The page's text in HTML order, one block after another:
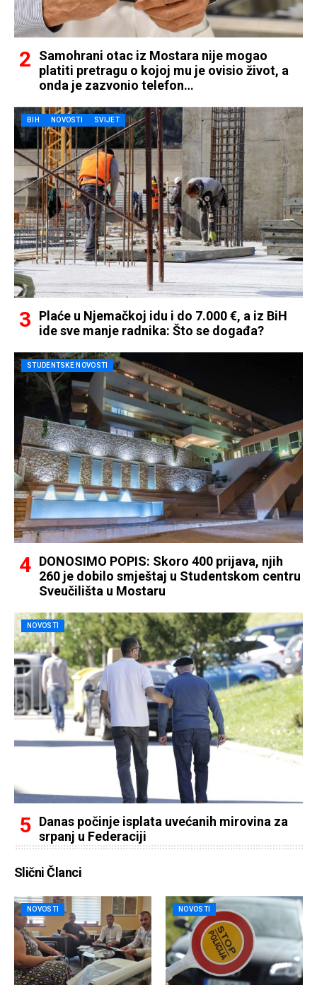
Samohrani otac iz Mostara nije mogao
platiti pretragu o kojoj mu je ovisio život, a
onda je zazvonio telefon…
BIH NOVOSTI SVIJET
Plaće u Njemačkoj idu i do 7.000 €, a iz BiH
ide sve manje radnika: Što se događa?
STUDENTSKE NOVOSTI
DONOSIMO POPIS: Skoro 400 prijava, njih
260 je dobilo smještaj u Studentskom centru
Sveučilišta u Mostaru
NOVOSTI
Danas počinje isplata uvećanih mirovina za
srpanj u Federaciji
Slični Članci
NOVOSTI NOVOSTI